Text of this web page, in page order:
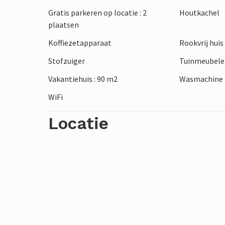
door het oude stadsgedeelte en ga
Strøget, met zijn prachtige winkels.
Gratis parkeren op locatie : 2
plaatsen
Houtkachel
Koffiezetapparaat
Rookvrij huis
Stofzuiger
Vakantiehuis : 90 m2
Wasmachine
WiFi
Locatie